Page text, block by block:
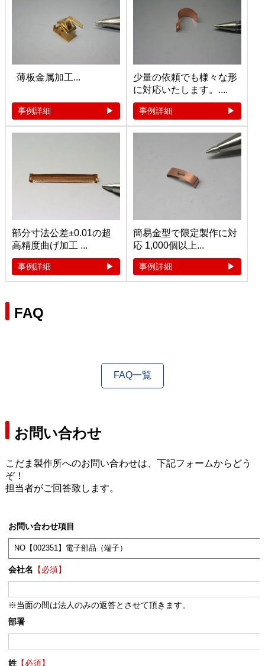
薄板金属加工...
事例詳細
少量の依頼でも様々な形
に対応いたします。....
事例詳細
部分寸法公差±0.01の超
高精度曲げ加工 ...
事例詳細
簡易金型で限定製作に対
応 1,000個以上...
事例詳細
FAQ
FAQ一覧
お問い合わせ
こだま製作所へのお問い合わせは、下記フォームからどう
ぞ！
担当者がご回答致します。
お問い合わせ項目
会社名 【必須】
※当面の間は法人のみの返答とさせて頂きます。
部署
姓【必須】